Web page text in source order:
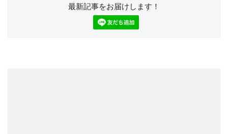
最新記事をお届けします！